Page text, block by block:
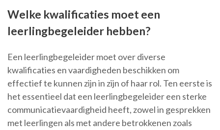
Welke kwalificaties moet een
leerlingbegeleider hebben?
Een leerlingbegeleider moet over diverse
kwalificaties en vaardigheden beschikken om
effectief te kunnen zijn in zijn of haar rol. Ten eerste is
het essentieel dat een leerlingbegeleider een sterke
communicatievaardigheid heeft, zowel in gesprekken
met leerlingen als met andere betrokkenen zoals